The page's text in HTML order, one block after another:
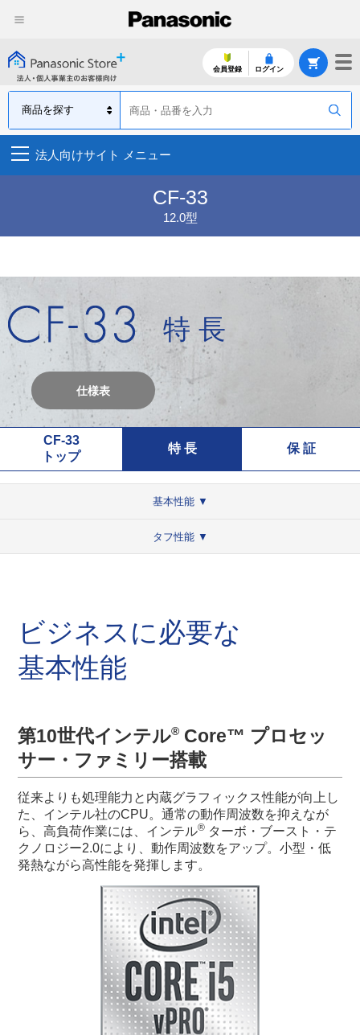
会員登録 ログイン
法人向けサイト メニュー
CF-33
12.0型
CF-33
特長 保証
特長
仕様表
CF-33
トップ
特 長 保 証
基本性能 ▼
タフ性能 ▼
ビジネスに必要な
基本性能
第10世代インテル® Core™ プロセッ
サー・ファミリー搭載
従来よりも処理能力と内蔵グラフィックス性能が向上し
た、インテル社のCPU。通常の動作周波数を抑えなが
ら、高負荷作業には、インテル® ターボ・ブースト・テ
クノロジー2.0により、動作周波数をアップ。小型・低
発熱ながら高性能を発揮します。